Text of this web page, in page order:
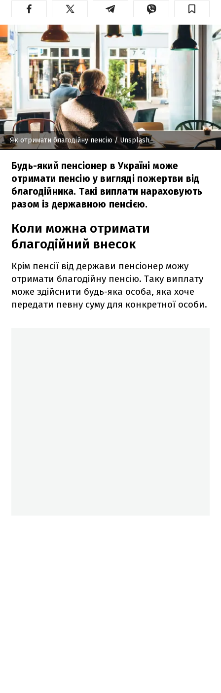
Як отримати благодійну пенсію / Unsplash
Будь-який пенсіонер в Україні може
отримати пенсію у вигляді пожертви від
благодійника. Такі виплати нараховують
разом із державною пенсією.
Коли можна отримати
благодійний внесок
Крім пенсії від держави пенсіонер можу
отримати благодійну пенсію. Таку виплату
може здійснити будь-яка особа, яка хоче
передати певну суму для конкретної особи.